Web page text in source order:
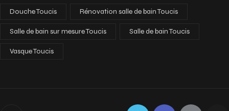
Douche Toucis Rénovation salle de bain Toucis
Salle de bain sur mesure Toucis Salle de bain Toucis
Vasque Toucis